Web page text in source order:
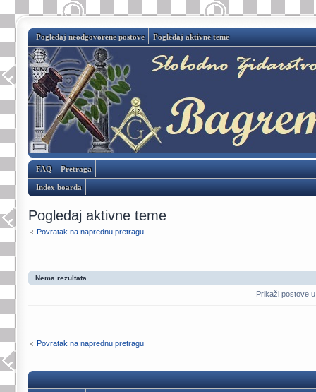
Pogledaj neodgovorene postove Pogledaj aktivne teme
FAQ Pretraga
Index boarda
Pogledaj aktivne teme
Povratak na naprednu pretragu
Nema rezultata.
Prikaži postove
Povratak na naprednu pretragu